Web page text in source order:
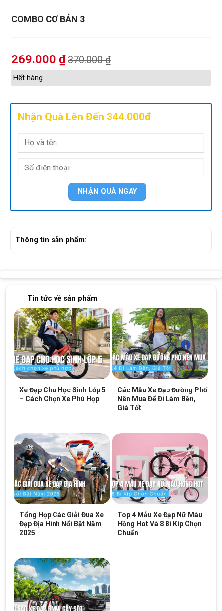
COMBO CƠ BẢN 3
269.000 ₫370.000₫
Hết hàng
Nhận Quà Lên Đến 344.000đ
Thông tin sản phẩm:
Tin tức về sản phẩm
Xe Đạp Cho Học Sinh Lớp 5
– Cách Chọn Xe Phù Hợp
Các Mẫu Xe Đạp Đường Phố
Nên Mua Để Đi Làm Bền,
Giá Tốt
Tổng Hợp Các Giải Đua Xe
Đạp Địa Hình Nổi Bật Năm
2025
Top 4 Mẫu Xe Đạp Nữ Màu
Hồng Hot Và 8 Bí Kíp Chọn
Chuẩn